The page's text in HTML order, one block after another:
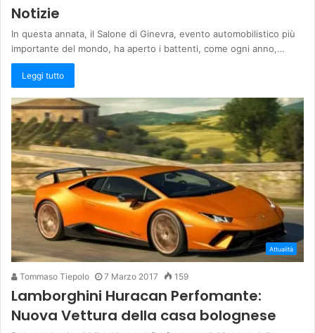
Notizie
In questa annata, il Salone di Ginevra, evento automobilistico più
importante del mondo, ha aperto i battenti, come ogni anno,…
Leggi tutto
Attualità
Tommaso Tiepolo 7 Marzo 2017 159
Lamborghini Huracan Perfomante:
Nuova Vettura della casa bolognese